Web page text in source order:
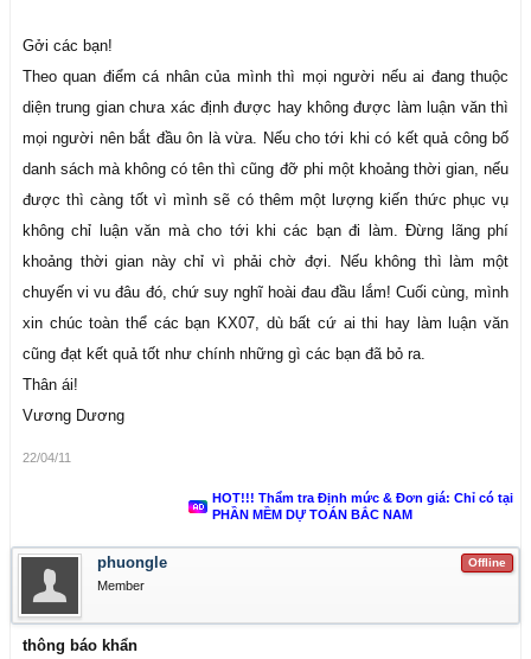
Gởi các bạn!
Theo quan điểm cá nhân của mình thì mọi người nếu ai đang thuộc
diện trung gian chưa xác định được hay không được làm luận văn thì
mọi người nên bắt đầu ôn là vừa. Nếu cho tới khi có kết quả công bố
danh sách mà không có tên thì cũng đỡ phi một khoảng thời gian, nếu
được thì càng tốt vì mình sẽ có thêm một lượng kiến thức phục vụ
không chỉ luận văn mà cho tới khi các bạn đi làm. Đừng lãng phí
khoảng thời gian này chỉ vì phải chờ đợi. Nếu không thì làm một
chuyến vi vu đâu đó, chứ suy nghĩ hoài đau đầu lắm! Cuối cùng, mình
xin chúc toàn thể các bạn KX07, dù bất cứ ai thi hay làm luận văn
cũng đạt kết quả tốt như chính những gì các bạn đã bỏ ra.
Thân ái!
Vương Dương
22/04/11
HOT!!! Thẩm tra Định mức & Đơn giá: Chỉ có tại
PHẦN MỀM DỰ TOÁN BẮC NAM
Offline
phuongle
Member
thông báo khẩn